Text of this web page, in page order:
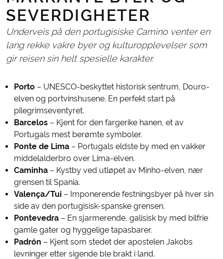
SEVERDIGHETER
Underveis på den portugisiske Camino venter en
lang rekke vakre byer og kulturopplevelser som
gir reisen sin helt spesielle karakter.
Porto – UNESCO-beskyttet historisk sentrum, Douro-
elven og portvinshusene. En perfekt start på
pilegrimseventyret.
Barcelos – Kjent for den fargerike hanen, et av
Portugals mest berømte symboler.
Ponte de Lima – Portugals eldste by med en vakker
middelalderbro over Lima-elven.
Caminha – Kystby ved utløpet av Minho-elven, nær
grensen til Spania.
Valença/Tui – Imponerende festningsbyer på hver sin
side av den portugisisk-spanske grensen.
Pontevedra – En sjarmerende, galisisk by med bilfrie
gamle gater og hyggelige tapasbarer.
Padrón – Kjent som stedet der apostelen Jakobs
levninger etter sigende ble brakt i land.